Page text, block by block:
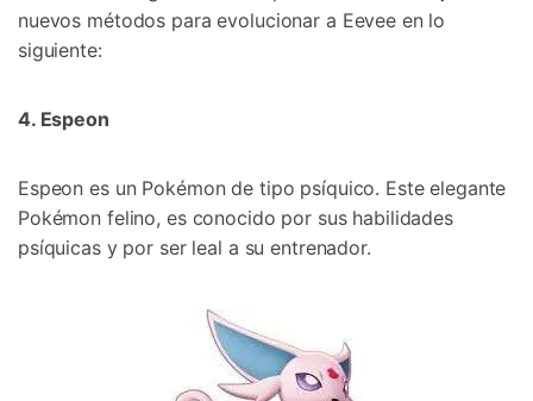
nuevos métodos para evolucionar a Eevee en lo
siguiente:󠀲󠀡󠀨󠀠󠀢󠀣󠀢󠀧󠀡󠀳
4. Espeon󠀲󠀡󠀨󠀠󠀢󠀣󠀢󠀧󠀢󠀳
Espeon es un Pokémon de tipo psíquico.󠀲󠀡󠀨󠀠󠀢󠀣󠀢󠀧󠀣󠀳 Este elegante
Pokémon felino, es conocido por sus habilidades
psíquicas y por ser leal a su entrenador.󠀲󠀡󠀨󠀠󠀢󠀣󠀢󠀧󠀤󠀳